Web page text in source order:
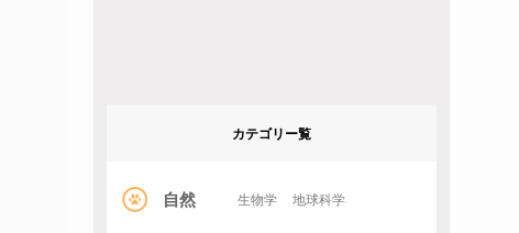
カテゴリー覧
自然 生物学 地球科学